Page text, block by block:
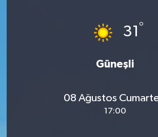
31 °
Güneşli
08 Ağustos
17:00